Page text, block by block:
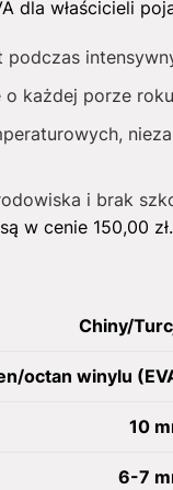
dla właścicieli
każdej porze roku
i brak
w cenie 150,00 zł
Chiny/
octan winylu
10
6-7